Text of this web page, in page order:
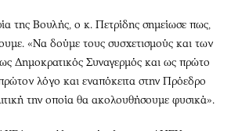
της Βουλής, ο κ. Πετρίδης σημείωσε πως,
«Να δούμε τους συσχετισμούς και των
Δημοκρατικός Συναγερμός και ως πρώτο
λόγο και εναπόκειτα στην Πρόεδρο
την οποία θα ακολουθήσουμε φυσικά».